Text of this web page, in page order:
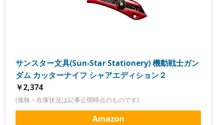
サンスター文具(Sun-Star Stationery) 機動戦士ガン
ダム カッターナイフ シャアエディション２
￥2,374
(価格・在庫状況は記事公開時点のものです)
Amazon